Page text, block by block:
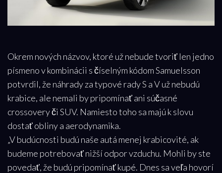
Okrem nových názvov, ktoré už nebude tvoriť len jedno
písmeno v kombinácii s číselným kódom Samuelsson
potvrdil, že náhrady za typové rady S a V už nebudú
krabice, ale nemali by pripomínať ani súčasné
crossovery či SUV. Namiesto toho sa majú k slovu
dostať obliny a aerodynamika.
„V budúcnosti budú naše autá menej krabicovité, ak
budeme potrebovať nižší odpor vzduchu. Mohli by ste
povedať, že budú pripomínať kupé. Dnes sa veľa hovorí